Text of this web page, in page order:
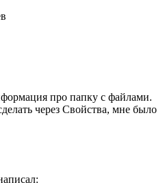
про папку с файлами.
через Свойства, мне было